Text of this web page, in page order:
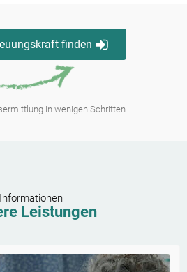
finden
in wenigen Schritten
Informationen
Leistungen